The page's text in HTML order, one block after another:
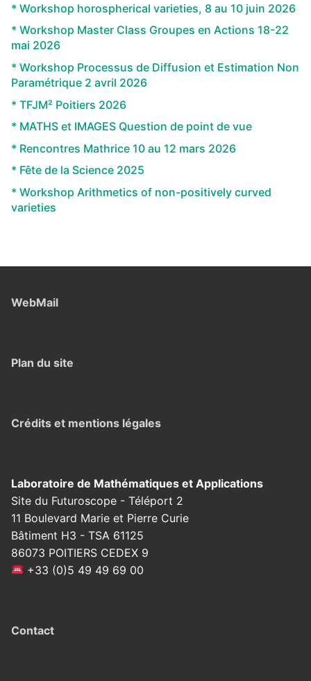
* Workshop horospherical varieties, 8 au 10 juin 2026
* Workshop Master Class Groupes en Actions 18-22
mai 2026
* Workshop Processus de Diffusion et Estimation Non
Paramétrique 2 avril 2026
* TFJM² Poitiers 2026
* MATHS et IMAGES Question de point de vue
* Rencontres Mathrice 10 au 12 mars 2026
* Fête de la Science 2025
* Workshop Arithmetics of non-positively curved
varieties
WebMail
Plan du site
Crédits et mentions légales
Laboratoire de Mathématiques et Applications
Site du Futuroscope - Téléport 2
11 Boulevard Marie et Pierre Curie
Bâtiment H3 - TSA 61125
86073 POITIERS CEDEX 9
+33 (0)5 49 49 69 00
Contact